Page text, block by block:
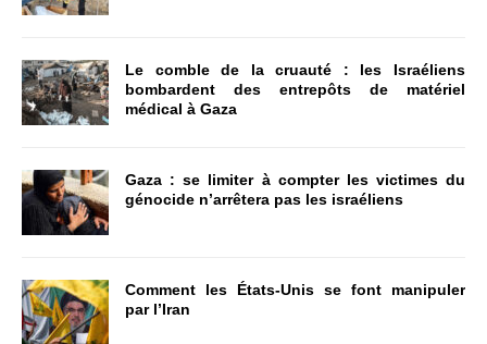
Le comble de la cruauté : les Israéliens
bombardent des entrepôts de matériel
médical à Gaza
Gaza : se limiter à compter les victimes du
génocide n’arrêtera pas les israéliens
Comment les États-Unis se font manipuler
par l’Iran